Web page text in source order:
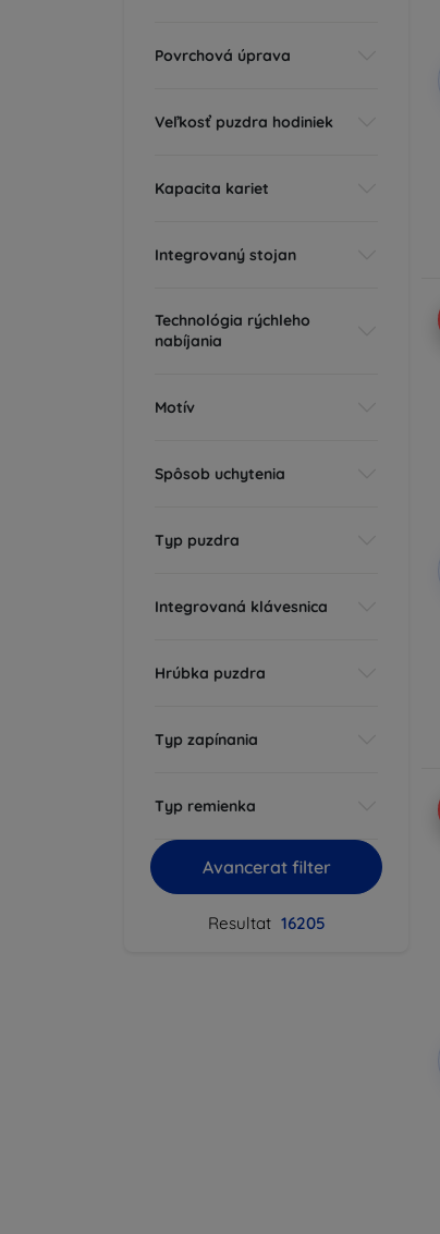
Povrchová úprava
Veľkosť puzdra hodiniek
Kapacita kariet
Integrovaný stojan
Technológia rýchleho
nabíjania
Motív
Spôsob uchytenia
Typ puzdra
Integrovaná klávesnica
Hrúbka puzdra
Typ zapínania
Typ remienka
Avancerat filter
Resultat 16205